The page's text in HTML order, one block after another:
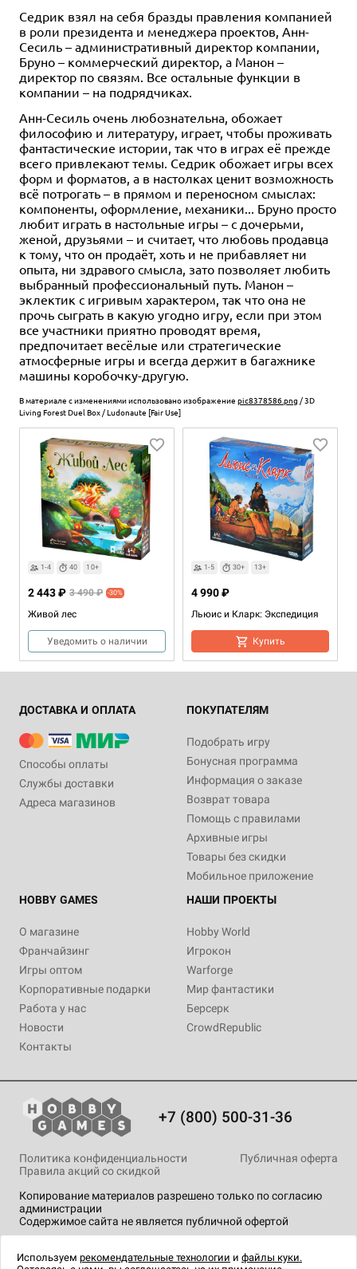
Седрик взял на себя бразды правления компанией
в роли президента и менеджера проектов, Анн-
Сесиль – административный директор компании,
Бруно – коммерческий директор, а Манон –
директор по связям. Все остальные функции в
компании – на подрядчиках.
Анн-Сесиль очень любознательна, обожает
философию и литературу, играет, чтобы проживать
фантастические истории, так что в играх её прежде
всего привлекают темы. Седрик обожает игры всех
форм и форматов, а в настолках ценит возможность
всё потрогать – в прямом и переносном смыслах:
компоненты, оформление, механики... Бруно просто
любит играть в настольные игры – с дочерьми,
женой, друзьями – и считает, что любовь продавца
к тому, что он продаёт, хоть и не прибавляет ни
опыта, ни здравого смысла, зато позволяет любить
выбранный профессиональный путь. Манон –
эклектик с игривым характером, так что она не
прочь сыграть в какую угодно игру, если при этом
все участники приятно проводят время,
предпочитает весёлые или стратегические
атмосферные игры и всегда держит в багажнике
машины коробочку-другую.
В материале с изменениями использовано изображение pic8378586.png / 3D
Living Forest Duel Box / Ludonaute [Fair Use]
1-4 40 10+
Живой лес
2 443 ₽ 3 490 ₽ -30%
Уведомить о наличии
1-5 30+ 13+
Льюис и Кларк: Экспедиция
4 990 ₽
Купить
2-4 60 12+ 2-6 30-40 10+
3 990 ₽
2-9 40 10+ Дополнение 3-8
заключённые
1 990 ₽
Дополнение 2-6
ДОСТАВКА И ОПЛАТА
Способы оплаты
Службы доставки
Адреса магазинов
ПОКУПАТЕЛЯМ
Подобрать игру
Бонусная программа
Информация о заказе
Возврат товара
Помощь с правилами
Архивные игры
Товары без скидки
Мобильное приложение
HOBBY GAMES
О магазине
Франчайзинг
Игры оптом
Корпоративные подарки
Работа у нас
Новости
Контакты
НАШИ ПРОЕКТЫ
Hobby World
Игрокон
Warforge
Мир фантастики
Берсерк
CrowdRepublic
+7 (800) 500-31-36
Копирование материалов разрешено только по согласию
администрации
Содержимое сайта не является публичной офертой
Политика конфиденциальности
Публичная оферта
Правила акций со скидкой
технологии.
Используем рекомендательные технологии и файлы куки.